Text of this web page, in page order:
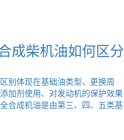
成柴机油如何区分
别体现在基础油类型、更换周
加剂使用、对发动机的保护效果
合成机油是由第三、四、五类基